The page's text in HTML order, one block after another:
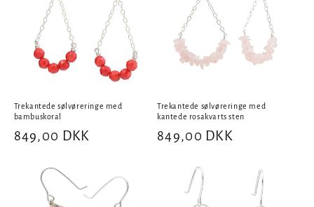
Trekantede sølvøreringe med
bambuskoral
Normalpris
849,00 DKK
Trekantede sølvøreringe med
kantede rosakvarts sten
Normalpris
849,00 DKK